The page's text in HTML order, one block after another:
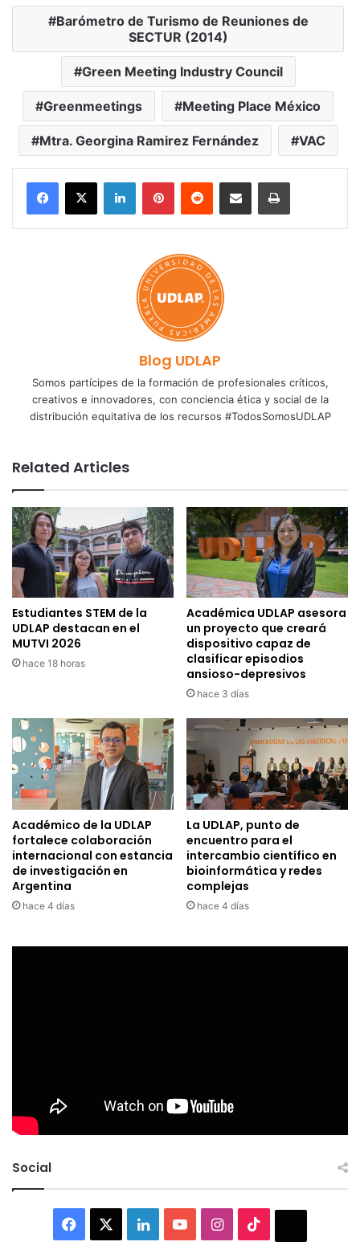
Barómetro de Turismo de Reuniones de
SECTUR (2014)
Green Meeting Industry Council
Greenmeetings Meeting Place México
Mtra. Georgina Ramirez Fernández VAC
LinkedInPinterestReddit Share via Email Print
Blog UDLAP
Somos partícipes de la formación de profesionales críticos,
creativos e innovadores, con conciencia ética y social de la
distribución equitativa de los recursos #TodosSomosUDLAP
Related Articles
Estudiantes STEM de la
UDLAP destacan en el
MUTVI 2026
hace 18 horas
Académica UDLAP asesora
un proyecto que creará
dispositivo capaz de
clasificar episodios
ansioso-depresivos
hace 3 días
Académico de la UDLAP
fortalece colaboración
internacional con estancia
de investigación en
Argentina
hace 4 días
La UDLAP, punto de
encuentro para el
intercambio científico en
bioinformática y redes
complejas
hace 4 días
Social
Facebook LinkedInYouTubeInstagram